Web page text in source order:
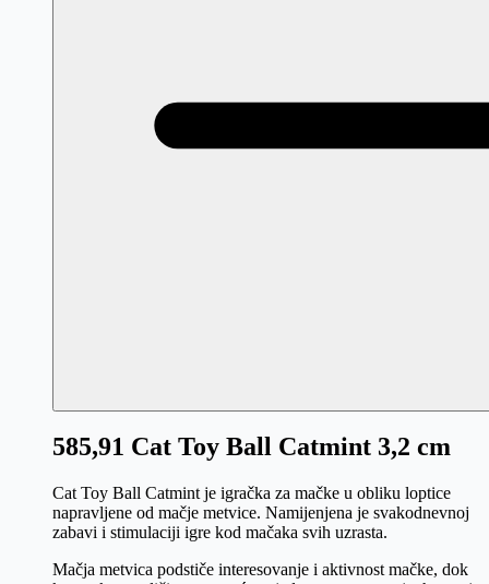
585,91 Cat Toy Ball Catmint 3,2 cm
Cat Toy Ball Catmint je igračka za mačke u obliku loptice
napravljene od mačje metvice. Namijenjena je svakodnevnoj
zabavi i stimulaciji igre kod mačaka svih uzrasta.
Mačja metvica podstiče interesovanje i aktivnost mačke, dok